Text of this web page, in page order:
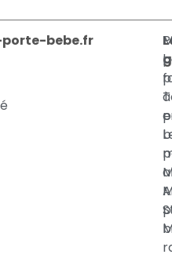
porte-bebe.fr
à